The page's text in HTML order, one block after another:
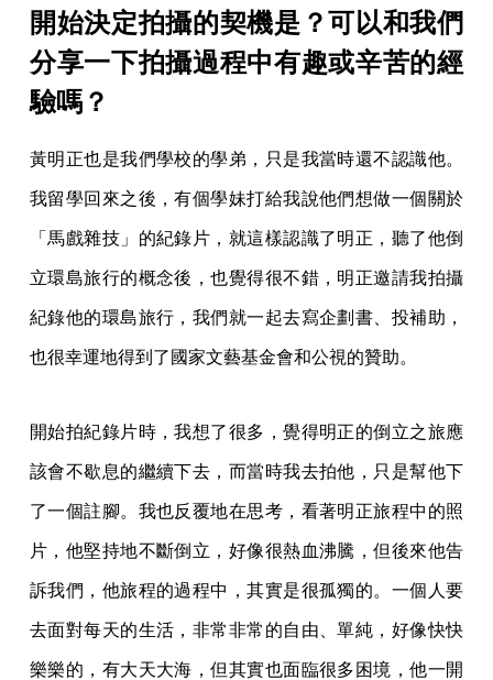
開始決定拍攝的契機是？可以和我們
分享一下拍攝過程中有趣或辛苦的經
驗嗎？
黃明正也是我們學校的學弟，只是我當時還不認識他。
我留學回來之後，有個學妹打給我說他們想做一個關於
「馬戲雜技」的紀錄片，就這樣認識了明正，聽了他倒
立環島旅行的概念後，也覺得很不錯，明正邀請我拍攝
紀錄他的環島旅行，我們就一起去寫企劃書、投補助，
也很幸運地得到了國家文藝基金會和公視的贊助。
開始拍紀錄片時，我想了很多，覺得明正的倒立之旅應
該會不歇息的繼續下去，而當時我去拍他，只是幫他下
了一個註腳。我也反覆地在思考，看著明正旅程中的照
片，他堅持地不斷倒立，好像很熱血沸騰，但後來他告
訴我們，他旅程的過程中，其實是很孤獨的。一個人要
去面對每天的生活，非常非常的自由、單純，好像快快
樂樂的，有大天大海，但其實也面臨很多困境，他一開